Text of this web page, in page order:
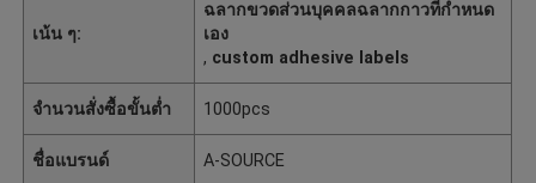
เน้น ๆ:
ฉลากขวดส่วนบุคคลฉลากกาวที่กำหนด
เอง
, custom adhesive labels
จำนวนสั่งซื้อขั้นต่ำ 1000pcs
ชื่อแบรนด์ A-SOURCE